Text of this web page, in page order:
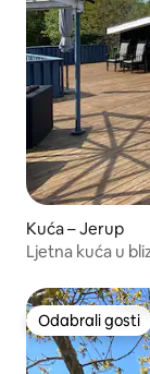
Kuća – Jerup
Ljetna kuća u
Odabrali gosti
Odabrali gosti